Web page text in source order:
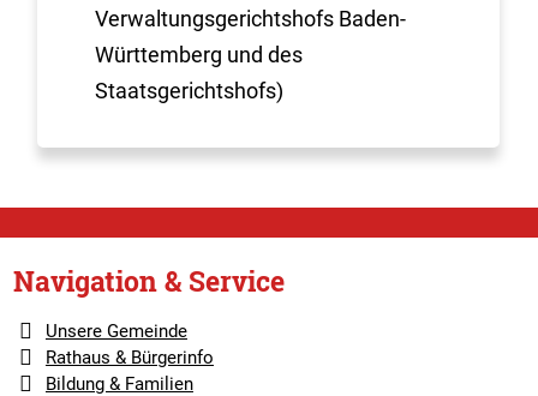
Verwaltungsgerichtshofs Baden-
Württemberg und des
Staatsgerichtshofs)
Navigation & Service
Unsere Gemeinde
Rathaus & Bürgerinfo
Bildung & Familien